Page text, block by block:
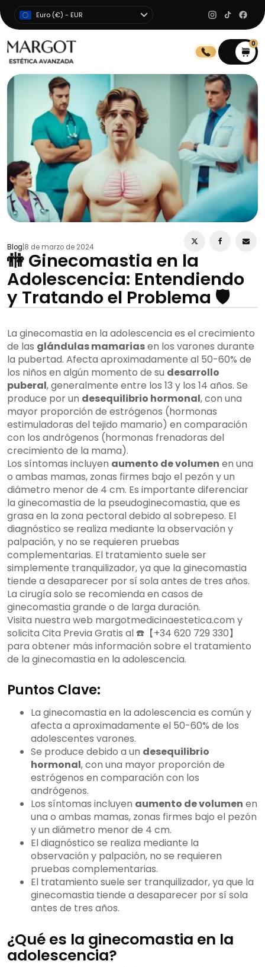
Euro (€) - EUR
0
Blog 8 de marzo de 2024
🚻 Ginecomastia en la
Adolescencia: Entendiendo
y Tratando el Problema 🛡️
La ginecomastia en la adolescencia es el crecimiento
de las glándulas mamariasen los varones durante
la pubertad. Afecta aproximadamente al 50-60% de
los niños en algún momento de su desarrollo
puberal, generalmente entre los 13 y los 14 años. Se
produce por un desequilibrio hormonal, con una
mayor proporción de estrógenos (hormonas
estimuladoras del tejido mamario) en comparación
con los andrógenos (hormonas frenadoras del
crecimiento de la mama).
Los síntomas incluyen aumento de volumen en una
o ambas mamas, zonas firmes bajo el pezón y un
diámetro menor de 4 cm. Es importante diferenciar
la ginecomastia de la pseudoginecomastia, que es
grasa en la zona pectoral debido al sobrepeso. El
diagnóstico se realiza mediante la observación y
palpación, y no se requieren pruebas
complementarias. El tratamiento suele ser
simplemente tranquilizador, ya que la ginecomastia
tiende a desaparecer por sí sola antes de tres años.
La cirugía solo se recomienda en casos de
ginecomastia grande o de larga duración.
Visita nuestra web margotmedicinaestetica.com y
solicita Cita Previa Gratis al ☎️【+34 620 729 330】
para obtener más información sobre el tratamiento
de la ginecomastia en la adolescencia.
Puntos Clave:
La ginecomastia en la adolescencia es común y
afecta a aproximadamente el 50-60% de los
adolescentes varones.
Se produce debido a un desequilibrio
hormonal, con una mayor proporción de
estrógenos en comparación con los
andrógenos.
Los síntomas incluyen aumento de volumen en
una o ambas mamas, zonas firmes bajo el pezón
y un diámetro menor de 4 cm.
El diagnóstico se realiza mediante la
observación y palpación, no se requieren
pruebas complementarias.
El tratamiento suele ser tranquilizador, ya que la
ginecomastia tiende a desaparecer por sí sola
antes de tres años.
¿Qué es la ginecomastia en la
adolescencia?